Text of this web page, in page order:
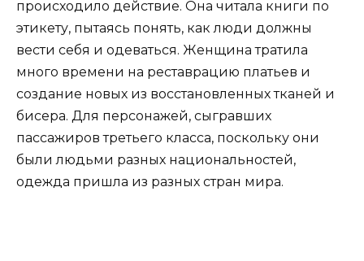
происходило действие. Она читала книги по
этикету, пытаясь понять, как люди должны
вести себя и одеваться. Женщина тратила
много времени на реставрацию платьев и
создание новых из восстановленных тканей и
бисера. Для персонажей, сыгравших
пассажиров третьего класса, поскольку они
были людьми разных национальностей,
одежда пришла из разных стран мира.